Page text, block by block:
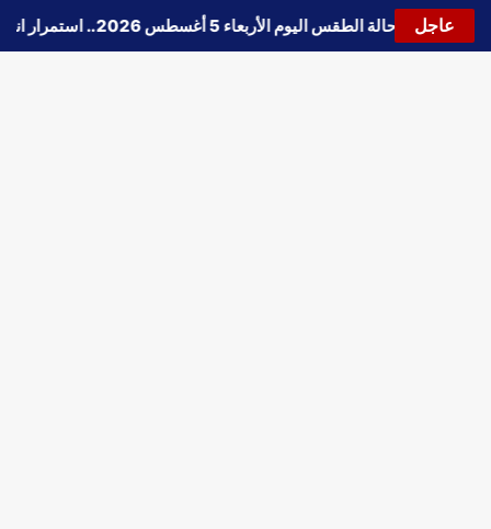
عاجل 🔵حالة الطقس اليوم الأربعاء 5 أغسطس 2026.. استمرار انخفاض الحرارة وتحذيرات من الشبورة واضطراب الملاحة